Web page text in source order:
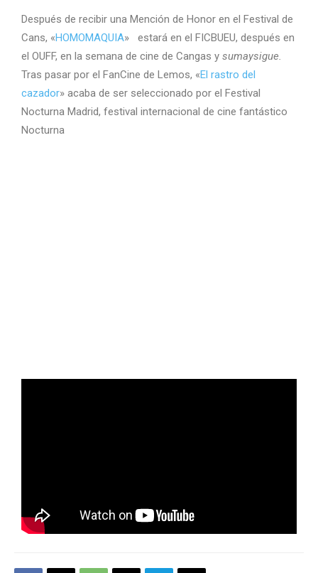
Después de recibir una Mención de Honor en el Festival de
Cans, «HOMOMAQUIA» estará en el FICBUEU, después en
el OUFF, en la semana de cine de Cangas y sumaysigue.
Tras pasar por el FanCine de Lemos, «El rastro del
cazador» acaba de ser seleccionado por el Festival
Nocturna Madrid, festival internacional de cine fantástico
Nocturna